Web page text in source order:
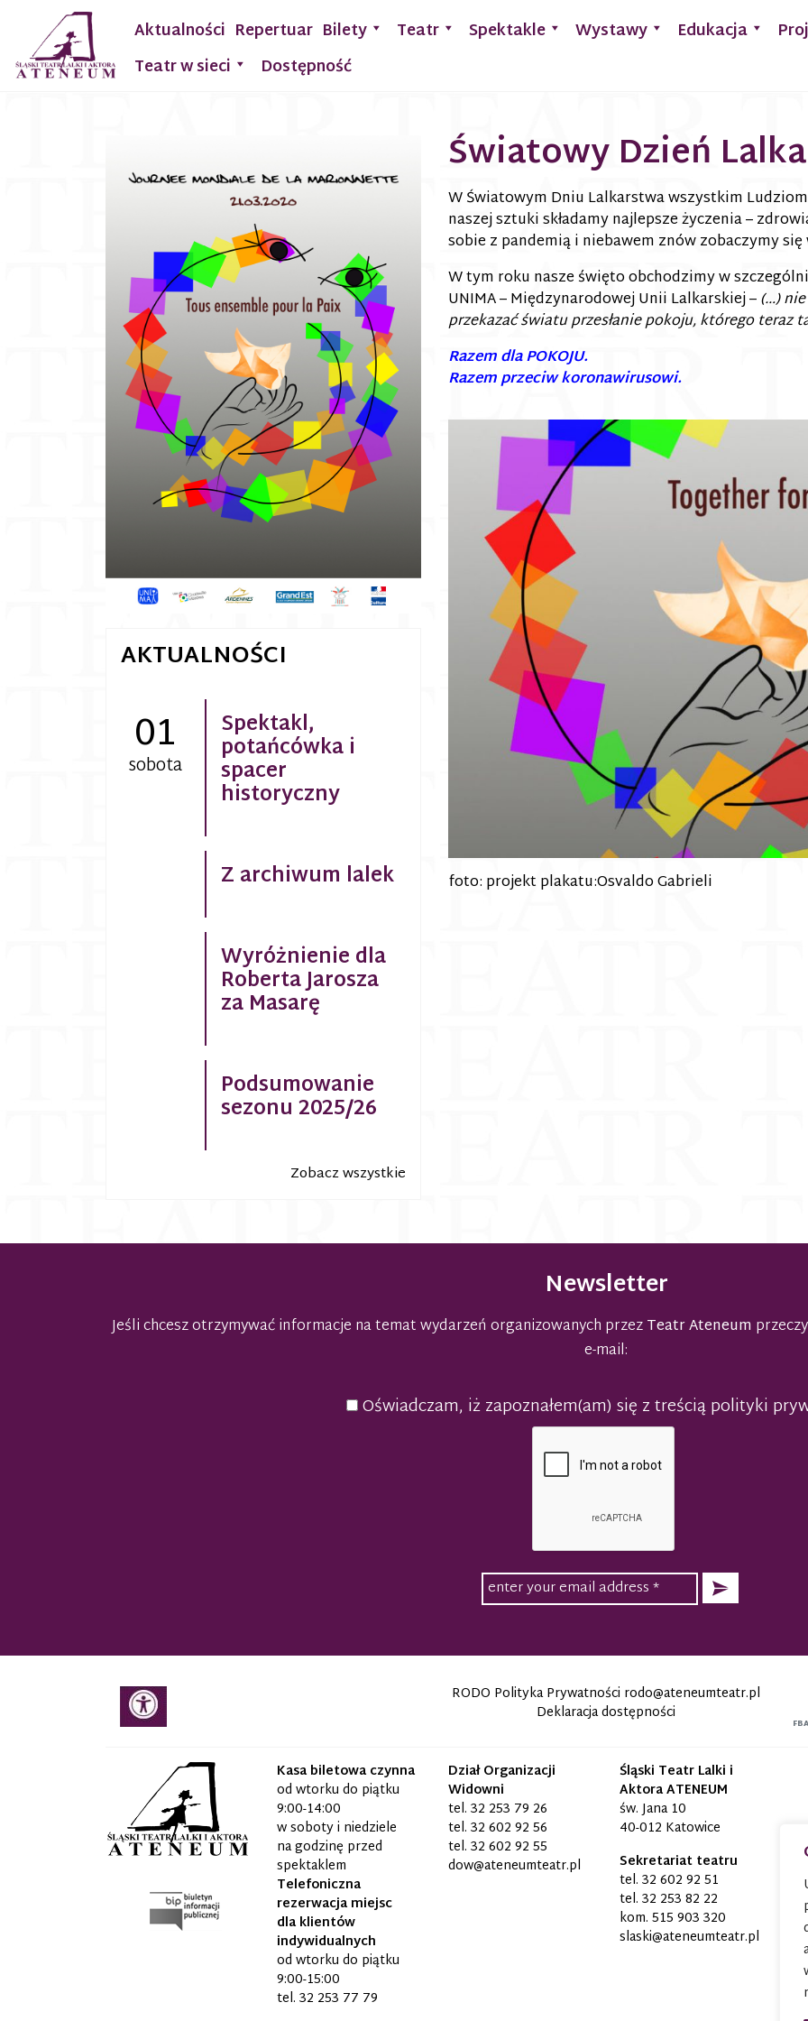
Aktualności Repertuar Bilety Teatr Spektakle Wystawy Edukacja
Teatr w sieci
Dostępność
Światowy Dzień
W Światowym Dniu Lalkarstwa wszystkim
naszej sztuki składamy najlepsze życzenia –
sobie z pandemią i niebawem znów zobaczymy
W tym roku nasze święto obchodzimy w
UNIMA – Międzynarodowej Unii Lalkarskiej –(…)
przekazać światu przesłanie pokoju, którego teraz
Razem dla POKOJU.
Razem przeciw koronawirusowi.
foto: projekt plakatu:Osvaldo Gabrieli
AKTUALNOŚCI
01
sobota
Spektakl,
potańcówka i
spacer
historyczny
Z archiwum lalek
Wyróżnienie dla
Roberta Jarosza
za Masarę
Podsumowanie
sezonu 2025/26
Zobacz wszystkie
Newsletter
Jeśli chcesz otrzymywać informacje na temat wydarzeń organizowanych przezTeatr Ateneum
e-mail:
Oświadczam, iż zapoznałem(am) się z treścią polityki
RODO Polityka Prywatności rodo@ateneumteatr.pl
Deklaracja dostępności
Kasa biletowa czynna
od wtorku do piątku
9:00-14:00
w soboty i niedziele
na godzinę przed
spektaklem
Telefoniczna
rezerwacja miejsc
dla klientów
indywidualnych
od wtorku do piątku
9:00-15:00
tel. 32 253 77 79
Dział Organizacji
Widowni
tel. 32 253 79 26
tel. 32 602 92 56
tel. 32 602 92 55
dow@ateneumteatr.pl
Śląski Teatr Lalki i
Aktora ATENEUM
św. Jana 10
40-012 Katowice
Sekretariat teatru
tel. 32 602 92 51
tel. 32 253 82 22
kom. 515 903 320
slaski@ateneumteatr.pl